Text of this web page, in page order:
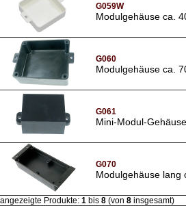
G059W
Modulgehäuse ca.
G060
Modulgehäuse ca.
G061
Mini-Modul-
G070
Modulgehäuse lang
angezeigte Produkte: 1 bis 8 (von 8 insgesamt)